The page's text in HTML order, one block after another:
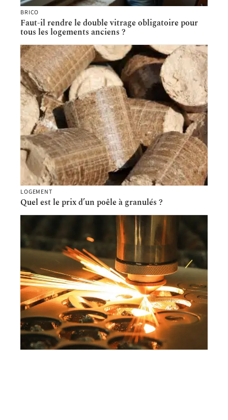
BRICO
Faut-il rendre le double vitrage obligatoire pour
tous les logements anciens ?
LOGEMENT
Quel est le prix d’un poêle à granulés ?